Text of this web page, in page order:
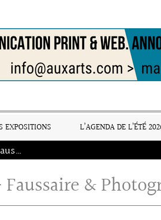
EXPOSITIONS L’AGENDA DE L’ÉTÉ
Adolfo Kaminsky – Faussaire & Photographie
&